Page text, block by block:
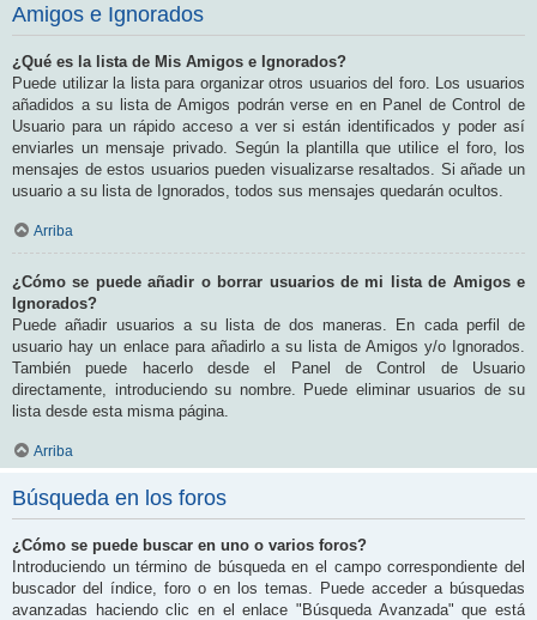
Amigos e Ignorados
¿Qué es la lista de Mis Amigos e Ignorados?
Puede utilizar la lista para organizar otros usuarios del foro. Los usuarios
añadidos a su lista de Amigos podrán verse en en Panel de Control de
Usuario para un rápido acceso a ver si están identificados y poder así
enviarles un mensaje privado. Según la plantilla que utilice el foro, los
mensajes de estos usuarios pueden visualizarse resaltados. Si añade un
usuario a su lista de Ignorados, todos sus mensajes quedarán ocultos.
Arriba
¿Cómo se puede añadir o borrar usuarios de mi lista de Amigos e
Ignorados?
Puede añadir usuarios a su lista de dos maneras. En cada perfil de
usuario hay un enlace para añadirlo a su lista de Amigos y/o Ignorados.
También puede hacerlo desde el Panel de Control de Usuario
directamente, introduciendo su nombre. Puede eliminar usuarios de su
lista desde esta misma página.
Arriba
Búsqueda en los foros
¿Cómo se puede buscar en uno o varios foros?
Introduciendo un término de búsqueda en el campo correspondiente del
buscador del índice, foro o en los temas. Puede acceder a búsquedas
avanzadas haciendo clic en el enlace "Búsqueda Avanzada" que está